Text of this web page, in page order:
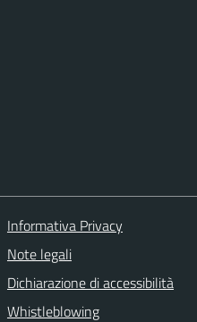
Informativa Privacy
Note legali
Dichiarazione di accessibilità
Whistleblowing